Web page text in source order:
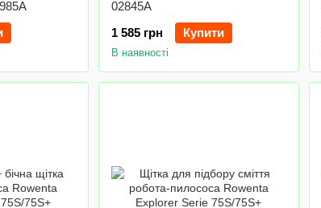
02845A
1 585 грн
Купити
В наявності